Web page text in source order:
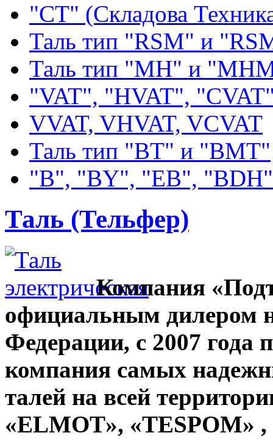
"СТ" (Складова
Таль тип "RSМ" и
Таль тип "MH" и
"VAT", "HVAT",
VVAT, VHVAT, VCVAT
Таль тип "BT" и "BMT"
"В", "BY", "EВ", "BDH"
Таль (Тельфер)
Компания
официальным дилером
Федерации, c 2007 года
компания самых
талей на всей
«ELMOT», «TESPOM»